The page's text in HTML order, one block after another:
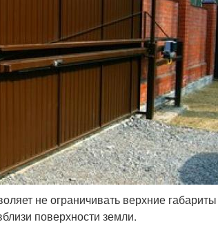
не ограничивать верхние
поверхности земли.